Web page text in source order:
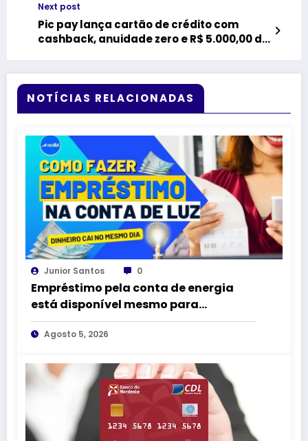
Next post
Pic pay lança cartão de crédito com
cashback, anuidade zero e R$ 5.000,00 de
NOTÍCIAS RELACIONADAS
Junior Santos 0
Empréstimo pela conta de energia
está disponível mesmo para
negativados; SAIBA COMO SOLICITAR
Agosto 5, 2026